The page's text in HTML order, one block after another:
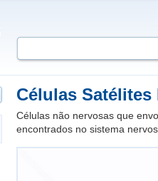
Células
Células não nervosas que
encontrados no sistema